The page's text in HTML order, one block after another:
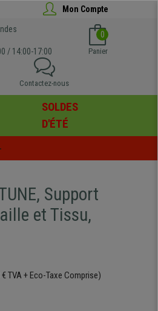
Mon Compte
/ 14:00-17:00
0
Panier
Contactez-nous
SOLDES
D'ÉTÉ
Support
et Tissu,
TVA + Eco-Taxe Comprise)